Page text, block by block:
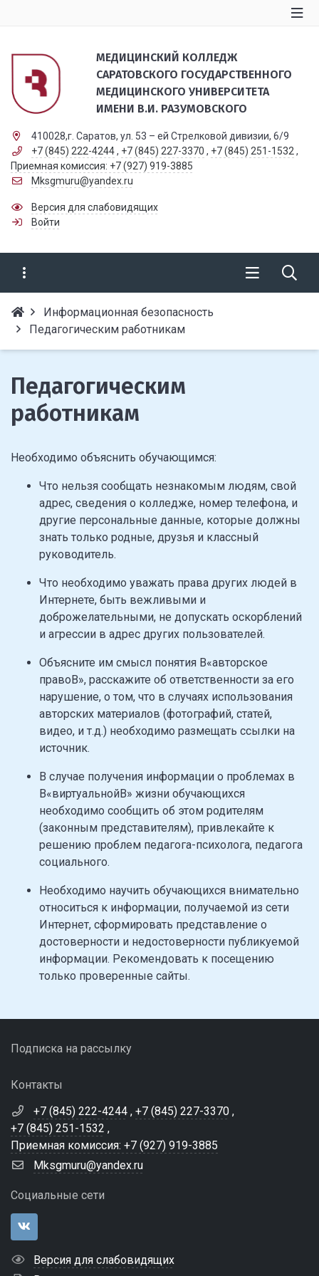
МЕДИЦИНСКИЙ КОЛЛЕДЖ
САРАТОВСКОГО ГОСУДАРСТВЕННОГО
МЕДИЦИНСКОГО УНИВЕРСИТЕТА
ИМЕНИ В.И. РАЗУМОВСКОГО
410028,г. Саратов, ул. 53 – ей Стрелковой дивизии, 6/9
+7 (845) 222-4244 , +7 (845) 227-3370 , +7 (845) 251-1532 ,
Приемная комиссия: +7 (927) 919-3885
Mksgmuru@yandex.ru
Версия для слабовидящих
Войти
Информационная безопасность
Педагогическим работникам
Педагогическим
работникам
Необходимо объяснить обучающимся:
Что нельзя сообщать незнакомым людям, свой
адрес, сведения о колледже, номер телефона, и
другие персональные данные, которые должны
знать только родные, друзья и классный
руководитель.
Что необходимо уважать права других людей в
Интернете, быть вежливыми и
доброжелательными, не допускать оскорблений
и агрессии в адрес других пользователей.
Объясните им смысл понятия В«авторское
правоВ», расскажите об ответственности за его
нарушение, о том, что в случаях использования
авторских материалов (фотографий, статей,
видео, и т.д.) необходимо размещать ссылки на
источник.
В случае получения информации о проблемах в
В«виртуальнойВ» жизни обучающихся
необходимо сообщить об этом родителям
(законным представителям), привлекайте к
решению проблем педагога-психолога, педагога
социального.
Необходимо научить обучающихся внимательно
относиться к информации, получаемой из сети
Интернет, сформировать представление о
достоверности и недостоверности публикуемой
информации. Рекомендовать к посещению
только проверенные сайты.
Подписка на рассылку
Контакты
+7 (845) 222-4244 , +7 (845) 227-3370 ,
+7 (845) 251-1532 ,
Приемная комиссия: +7 (927) 919-3885
Mksgmuru@yandex.ru
Социальные сети
Версия для слабовидящих